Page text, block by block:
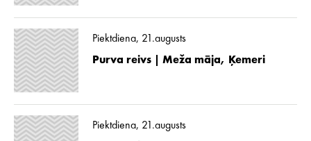
Piektdiena, 21.augusts
Purva reivs | Meža māja, Ķemeri
Piektdiena, 21.augusts